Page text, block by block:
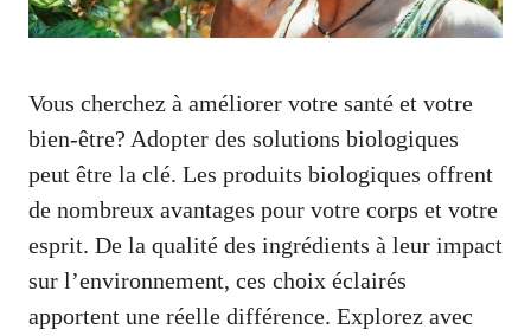
Vous cherchez à améliorer votre santé et votre
bien-être? Adopter des solutions biologiques
peut être la clé. Les produits biologiques offrent
de nombreux avantages pour votre corps et votre
esprit. De la qualité des ingrédients à leur impact
sur l’environnement, ces choix éclairés
apportent une réelle différence. Explorez avec